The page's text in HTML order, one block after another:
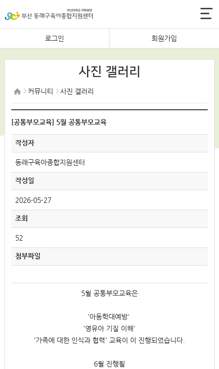
로그인 회원가입
사진 갤러리
커뮤니티 사진 갤러리
[공통부모교육] 5월 공통부모교육
작성자
동래구육아종합지원센터
작성일
2026-05-27
조회
52
첨부파일
5월 공통부모교육은
'아동학대예방'
'영유아 기질 이해'
'가족에 대한 인식과 협력' 교육이 이 진행되었습니다.
6월 진행될